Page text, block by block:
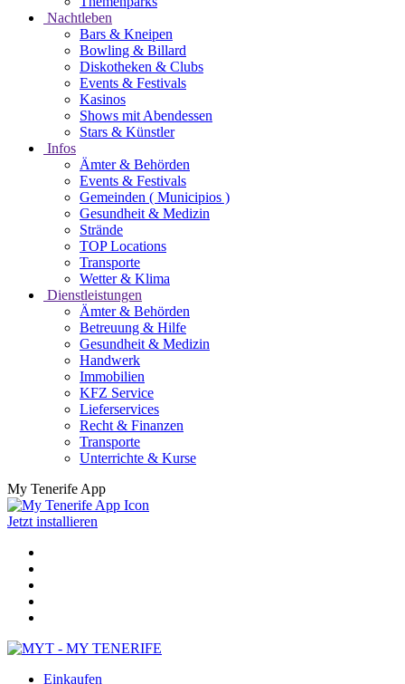
Nachtleben
Bars & Kneipen
Bowling & Billard
Diskotheken & Clubs
Events & Festivals
Kasinos
Shows mit Abendessen
Stars & Künstler
Infos
Ämter & Behörden
Events & Festivals
Gemeinden ( Municipios )
Gesundheit & Medizin
Strände
TOP Locations
Transporte
Wetter & Klima
Dienstleistungen
Ämter & Behörden
Betreuung & Hilfe
Gesundheit & Medizin
Handwerk
Immobilien
KFZ Service
Lieferservices
Recht & Finanzen
Transporte
Unterrichte & Kurse
My Tenerife App
Jetzt installieren
Einkaufen